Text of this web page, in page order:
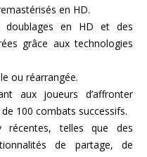
en HD.
doublages en HD et des
grâce aux technologies
ou réarrangée.
aux joueurs d’affronter
100 combats successifs.
récentes, telles que des
de partage, de